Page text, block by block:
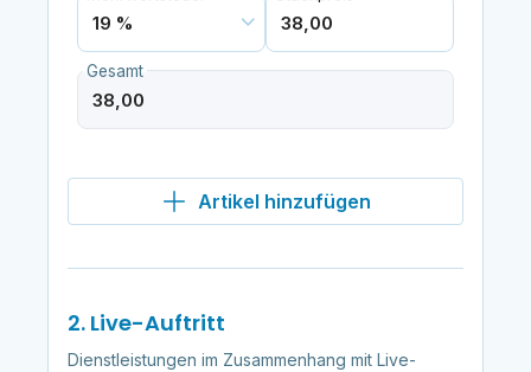
Gesamt
Artikel hinzufügen
2. Live-Auftritt
Dienstleistungen im Zusammenhang mit Live-